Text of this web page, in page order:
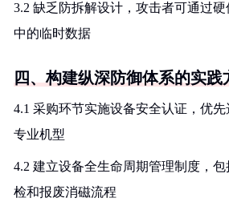
3.2 缺乏防拆解设计，攻击者可通过
中的临时数据
四、构建纵深防御体系的实践
4.1 采购环节实施设备安全认证，优
专业机型
4.2 建立设备全生命周期管理制度，
检和报废消磁流程